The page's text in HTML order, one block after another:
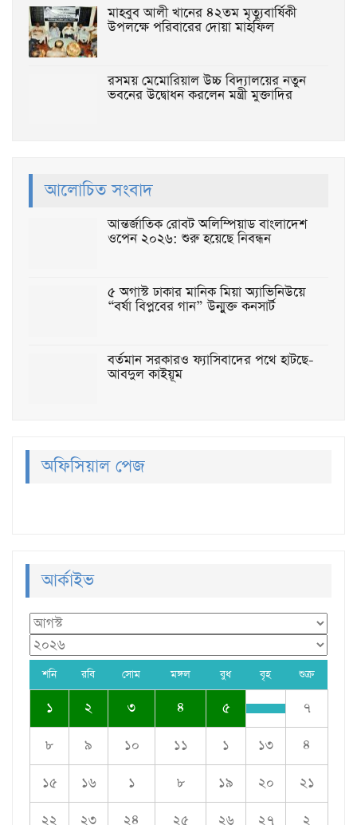
মাহবুব আলী খানের ৪২তম মৃত্যুবার্ষিকী
উপলক্ষে পরিবারের দোয়া মাহফিল
রসময় মেমোরিয়াল উচ্চ বিদ্যালয়ের নতুন
ভবনের উদ্বোধন করলেন মন্ত্রী মুক্তাদির
আলোচিত সংবাদ
আন্তর্জাতিক রোবট অলিম্পিয়াড বাংলাদেশ
ওপেন ২০২৬: শুরু হয়েছে নিবন্ধন
৫ অগাস্ট ঢাকার মানিক মিয়া অ্যাভিনিউয়ে
“বর্ষা বিপ্লবের গান” উন্মুক্ত কনসার্ট
বর্তমান সরকারও ফ্যাসিবাদের পথে হাটছে-
আবদুল কাইয়ূম
অফিসিয়াল পেজ
আর্কাইভ
শনি রবি সোম মঙ্গল বুধ বৃহ শুক্র
১ ২ ৩ ৪ ৫ ৭
৮ ৯ ১০ ১১ ১ ১৩ ৪
১৫ ১৬ ১ ৮ ১৯ ২০ ২১
২২ ২৩ ২৪ ২৫ ২৬ ২৭ ২